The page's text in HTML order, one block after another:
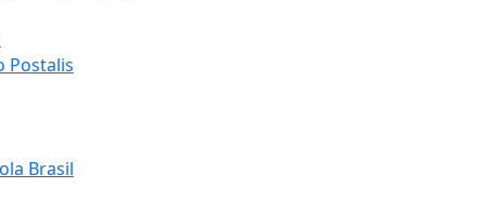
Postalis
Brasil